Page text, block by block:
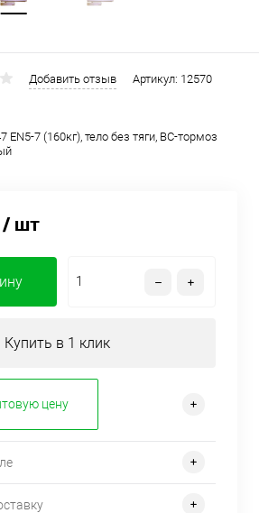
Добавить отзыв Артикул: 12570
EN5-7 (160кг), тело без тяги, ВС-тормоз
/ шт
Купить в 1 клик
цену